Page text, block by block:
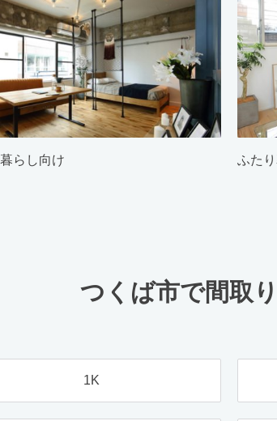
らし向け ふた
つくば市で間取
1K